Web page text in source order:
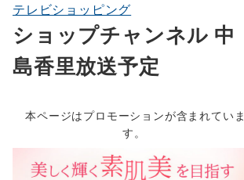
テレビショッピング
ショップチャンネル 中
島香里放送予定
本ページはプロモーションが含まれていま
す。